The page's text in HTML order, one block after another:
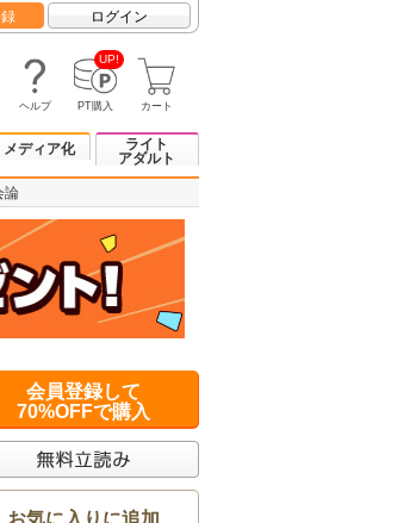
ログイン
ヘルプ
UP!
PT購入 カート
メディア化
ライト
アダルト
論
会員登録して
70%OFFで購入
お気に入りに追加